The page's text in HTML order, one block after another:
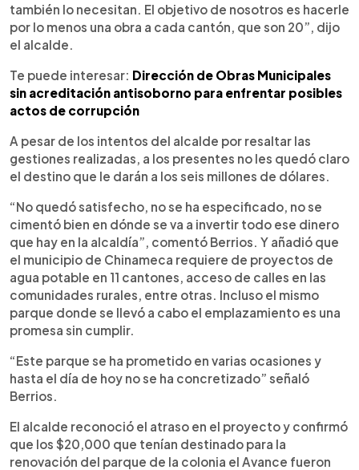
también lo necesitan. El objetivo de nosotros es hacerle
por lo menos una obra a cada cantón, que son 20”, dijo
el alcalde.
Te puede interesar: Dirección de Obras Municipales
sin acreditación antisoborno para enfrentar posibles
actos de corrupción
A pesar de los intentos del alcalde por resaltar las
gestiones realizadas, a los presentes no les quedó claro
el destino que le darán a los seis millones de dólares.
“No quedó satisfecho, no se ha especificado, no se
cimentó bien en dónde se va a invertir todo ese dinero
que hay en la alcaldía”, comentó Berrios. Y añadió que
el municipio de Chinameca requiere de proyectos de
agua potable en 11 cantones, acceso de calles en las
comunidades rurales, entre otras. Incluso el mismo
parque donde se llevó a cabo el emplazamiento es una
promesa sin cumplir.
“Este parque se ha prometido en varias ocasiones y
hasta el día de hoy no se ha concretizado” señaló
Berrios.
El alcalde reconoció el atraso en el proyecto y confirmó
que los $20,000 que tenían destinado para la
renovación del parque de la colonia el Avance fueron